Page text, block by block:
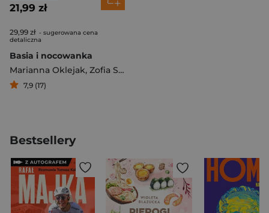
21,99 zł
29,99 zł - sugerowana cena
detaliczna
Basia i nocowanka
Marianna Oklejak, Zofia Stanecka
7,9 (17)
Bestsellery